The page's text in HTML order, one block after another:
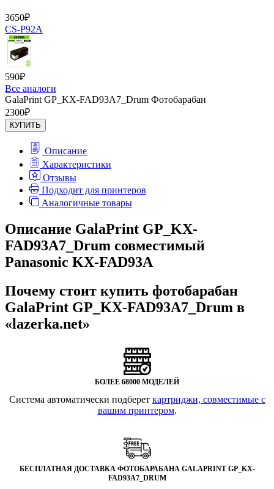
3650₽
CS-P92A
590₽
Все аналоги
GalaPrint GP_KX-FAD93A7_Drum Фотобарабан
2300₽
КУПИТЬ
Описание
Характеристики
Отзывы
Подходит для принтеров
Аналогичные товары
Описание GalaPrint GP_KX-
FAD93A7_Drum совместимый
Panasonic KX-FAD93A
Почему стоит купить фотобарабан
GalaPrint GP_KX-FAD93A7_Drum в
«lazerka.net»
БОЛЕЕ 68000 МОДЕЛЕЙ
Система автоматически подберет картриджи, совместимые с
вашим принтером.
БЕСПЛАТНАЯ ДОСТАВКА ФОТОБАРАБАНА GALAPRINT GP_KX-
FAD93A7_DRUM